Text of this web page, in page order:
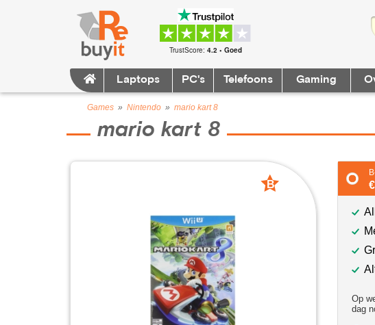
TrustScore: 4.2 • Goed
Laptops PC's Telefoons Gaming
Games » Nintendo » mario kart 8
mario kart 8
B
Op
dag